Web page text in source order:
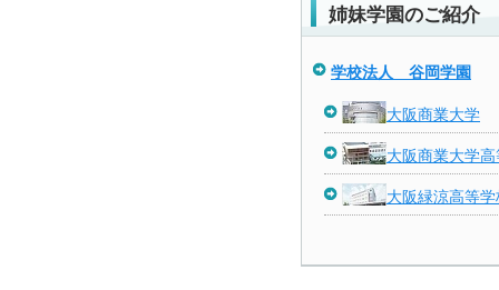
姉妹学園のご紹介
学校法人 谷岡学園
大阪商業大学
大阪商業大学
大阪緑涼高等